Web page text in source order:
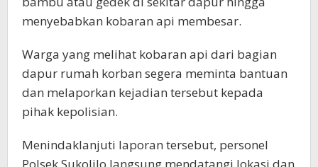
menyebabkan kobaran api membesar.
Warga yang melihat kobaran api dari bagian
dapur rumah korban segera meminta bantuan
dan melaporkan kejadian tersebut kepada
pihak kepolisian.
Menindaklanjuti laporan tersebut, personel